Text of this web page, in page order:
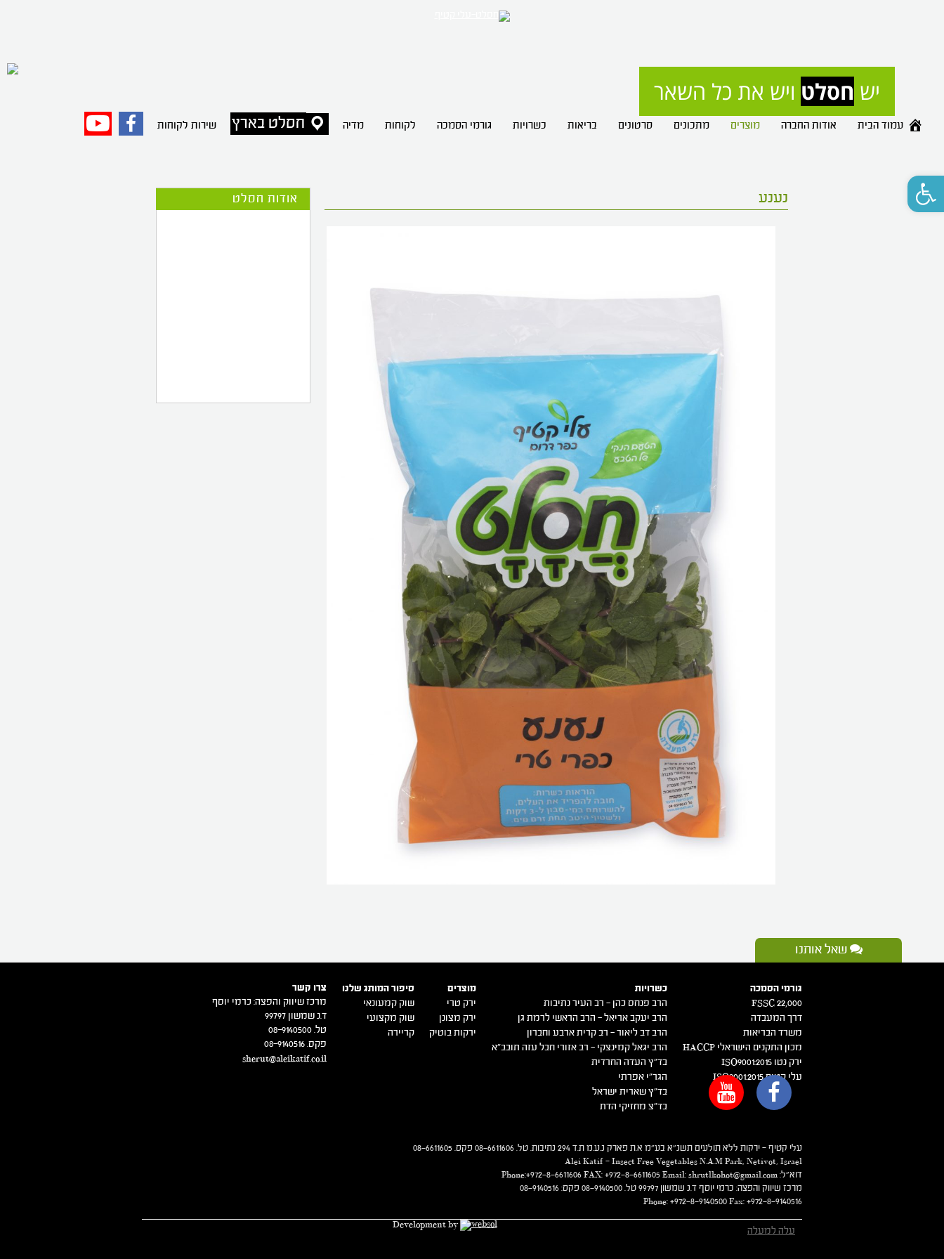
פתח סרגל נגישות
יש חסלט ויש את כל השאר
עמוד הבית אודות החברה מוצרים מתכונים סרטונים בריאות כשרויות גורמי הסמכה לקוחות מדיה חסלט בארץ שירות לקוחות פייסבוק
אודות חסלט נענע
שאל אותנו
גורמי הסמכה
FSSC 22,000
דרך המעבדה
משרד הבריאות
מכון התקנים הישראלי HACCP
ירק נטו 2015:ISO9001
עלי קטיף 2015:ISO9001
כשרויות
הרב פנחס כהן – רב העיר נתיבות
הרב יעקב אריאל – הרב הראשי לרמת גן
הרב דב ליאור – רב קרית ארבע וחברון
הרב יגאל קמינצקי – רב אזורי חבל עזה תובב"א
בד"ץ העדה החרדית
הגר"י אפרתי
בד"ץ שארית ישראל
בד"צ מחזיקי הדת
מוצרים
ירק טרי
ירק מצונן
ירקות בוטיק
סיפור המותג שלנו
שוק קמעונאי
שוק מקצועי
קריירה
צרו קשר
מרכז שיווק והפצה: כרמי יוסף
ד.נ שמשון 99797
טל. 08-9140500
פקס. 08-9140516
sherut@aleikatif.co.il
עלי קטיף – ירקות ללא תולעים תשנ"א בע"מ א.ת פארק נ.ע.מ ת.ד 294 נתיבות. טל. 08-6611606 פקס. 08-6611605
Alei Katif – Insect Free Vegetables N.A.M Park, Netivot, Israel
דוא"ל: Phone:+972-8-6611606 FAX: +972-8-6611605 Email: shrutlkohot@gmail.com
מרכז שיווק והפצה: כרמי יוסף ד.נ שמשון 99797 טל. 08-9140500 פקס: 08-9140516
Phone: +972-8-9140500 Fax: +972-8-9140516
עלה למעלה Development by